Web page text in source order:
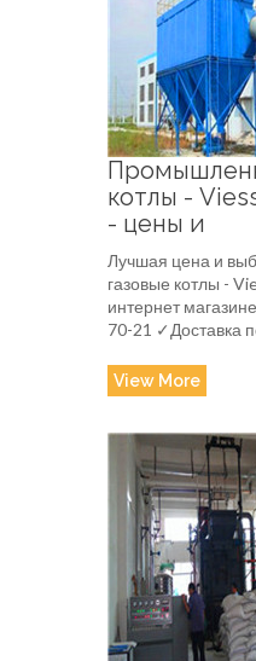
котлы -
- цены и
Лучшая цена и
газовые котлы -
интернет
70-21 ✓Доставка
View More